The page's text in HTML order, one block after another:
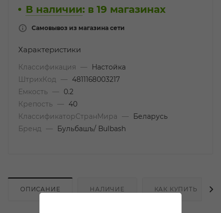
В наличии: в 19 магазинах
Самовывоз из магазина сети
Характеристики
Классификация —
Настойка
ШтрихКод
— 4811168003217
Емкость
—
0.2
Крепость
— 40
КлассификаторСтранМира
—
Беларусь
Бренд
— Бульбашъ/ Bulbash
ОПИСАНИЕ НАЛИЧИЕ КАК КУПИТЬ